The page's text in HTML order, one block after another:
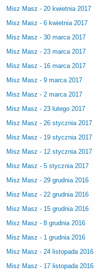
Misz Masz - 20 kwietnia 2017
Misz Masz - 6 kwietnia 2017
Misz Masz - 30 marca 2017
Misz Masz - 23 marca 2017
Misz Masz - 16 marca 2017
Misz Masz - 9 marca 2017
Misz Masz - 2 marca 2017
Misz Masz - 23 lutego 2017
Misz Masz - 26 stycznia 2017
Misz Masz - 19 stycznia 2017
Misz Masz - 12 stycznia 2017
Misz Masz - 5 stycznia 2017
Misz Masz - 29 grudnia 2016
Misz Masz - 22 grudnia 2016
Misz Masz - 15 grudnia 2016
Misz Masz - 8 grudnia 2016
Misz Masz - 1 grudnia 2016
Misz Masz - 24 listopada 2016
Misz Masz - 17 listopada 2016